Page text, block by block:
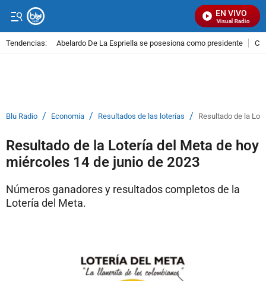
EN VIVO
Señal Visual Radio
Tendencias: Abelardo De La Espriella se posesiona como presidente
Blu Radio / Economía / Resultados de las loterías / Resultado de la
Resultado de la Lotería del Meta de hoy
miércoles 14 de junio de 2023
Números ganadores y resultados completos de la
Lotería del Meta.